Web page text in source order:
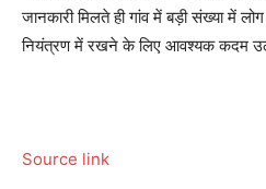
जानकारी मिलते ही गांव में बड़ी संख्या में
नियंत्रण में रखने के लिए आवश्यक कदम
Source link